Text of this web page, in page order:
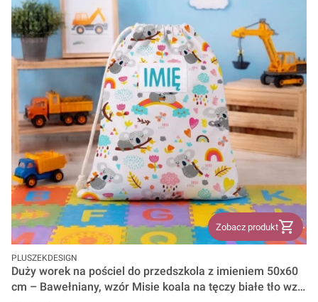
Zobacz produkt
PRODUCENT
PLUSZEKDESIGN
Duży worek na pościel do przedszkola z imieniem 50x60
cm – Bawełniany, wzór Misie koala na tęczy białe tło wz